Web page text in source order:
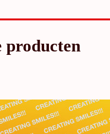
producten